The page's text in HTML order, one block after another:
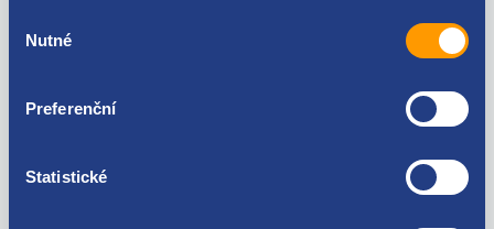
souhlasu
Nutné
Preferenční
Statistické
Renault Clio IV 2012 - 0.9 TCe - H4B